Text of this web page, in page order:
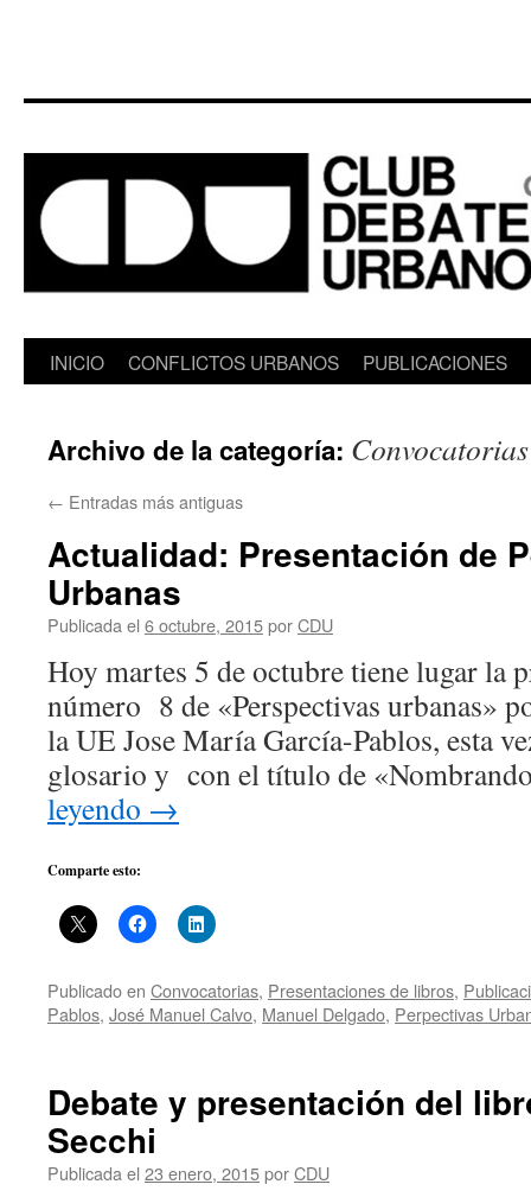
Saltar
contenido
INICIO CONFLICTOS URBANOS PUBLICACIONES
Archivo de la categoría: Convocatorias
← Entradas más antiguas
Actualidad: Presentación de
Urbanas
Publicada el 6 octubre, 2015porCDU
Hoy martes 5 de octubre tiene lugar la
número 8 de «Perspectivas urbanas»
la UE Jose María García-Pablos, esta
glosario y con el título de
leyendo →
Comparte esto:
Publicado en Convocatorias, Presentaciones de libros,
Pablos, José Manuel Calvo, Manuel Delgado, Perpectivas
Debate y presentación del
Secchi
Publicada el 23 enero, 2015porCDU